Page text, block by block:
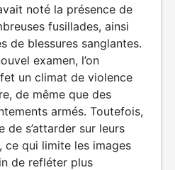
noté la présence de
fusillades, ainsi
de blessures sanglantes.
examen, l’on
un climat de violence
de même que des
armés. Toutefois,
de s’attarder sur leurs
ce qui limite les images
de refléter plus